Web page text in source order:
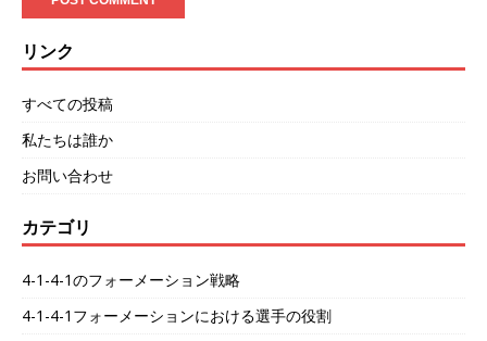
リンク
すべての投稿
私たちは誰か
お問い合わせ
カテゴリ
4-1-4-1のフォーメーション戦略
4-1-4-1フォーメーションにおける選手の役割